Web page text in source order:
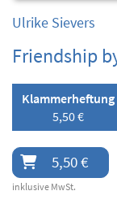
Ulrike Sievers
Friendship
Klammerheftung
5,50 €
5,50 €
inklusive MwSt.